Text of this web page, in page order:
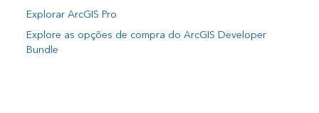
Explorar ArcGIS Pro
Explore as opções de compra do ArcGIS Developer
Bundle